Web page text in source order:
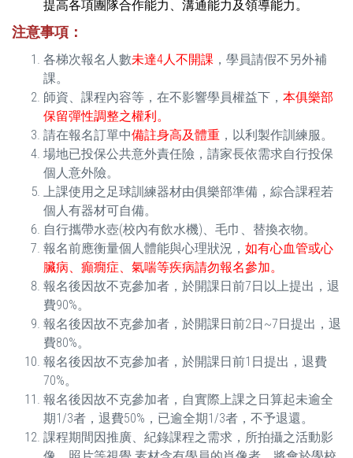
提高各項團隊合作能力、溝通能力及領導能力。
注意事項：
各梯次報名人數未達4人不開課 ，學員請假不另外補
課。
師資、課程內容等，在不影響學員權益下， 本俱樂部
保留彈性調整之權利。
請在報名訂單中備註身高及體重 ，以利製作訓練服。
場地已投保公共意外責任險，請家長依需求自行投保
個人意外險。
上課使用之足球訓練器材由俱樂部準備，綜合課程若
個人有器材可自備。
自行攜帶水壺(校內有飲水機)、毛巾、替換衣物。
報名前應衡量個人體能與心理狀況， 如有心血管或心
臟病、癲癇症、氣喘等疾病請勿報名參加。
報名後因故不克參加者，於開課日前7日以上提出，退
費90%。
報名後因故不克參加者，於開課日前2日~7日提出，退
費80%。
報名後因故不克參加者，於開課日前1日提出，退費
70%。
報名後因故不克參加者，自實際上課之日算起未逾全
期1/3者，退費50%，已逾全期1/3者，不予退還。
課程期間因推廣、紀錄課程之需求，所拍攝之活動影